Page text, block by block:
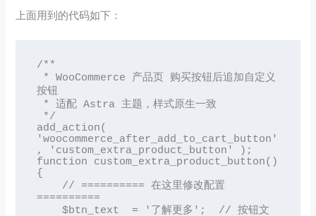
上面用到的代码如下：
/**
按钮
add_action(
'woocommerce_after_add_to_cart_button'
, 'custom_extra_product_button' );
function custom_extra_product_button()
{
==========